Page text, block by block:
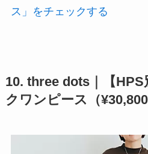
ス」をチェックする
10. three dots｜【
クワンピース（¥30,800